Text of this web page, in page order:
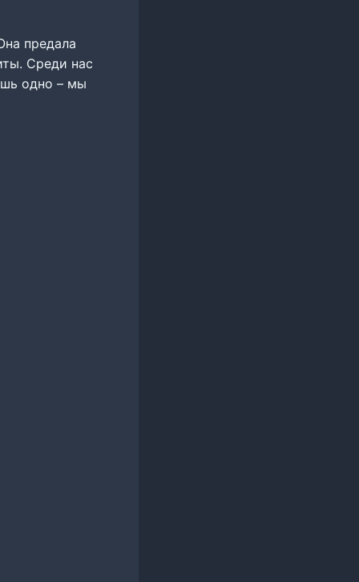
предала
Среди нас
одно – мы